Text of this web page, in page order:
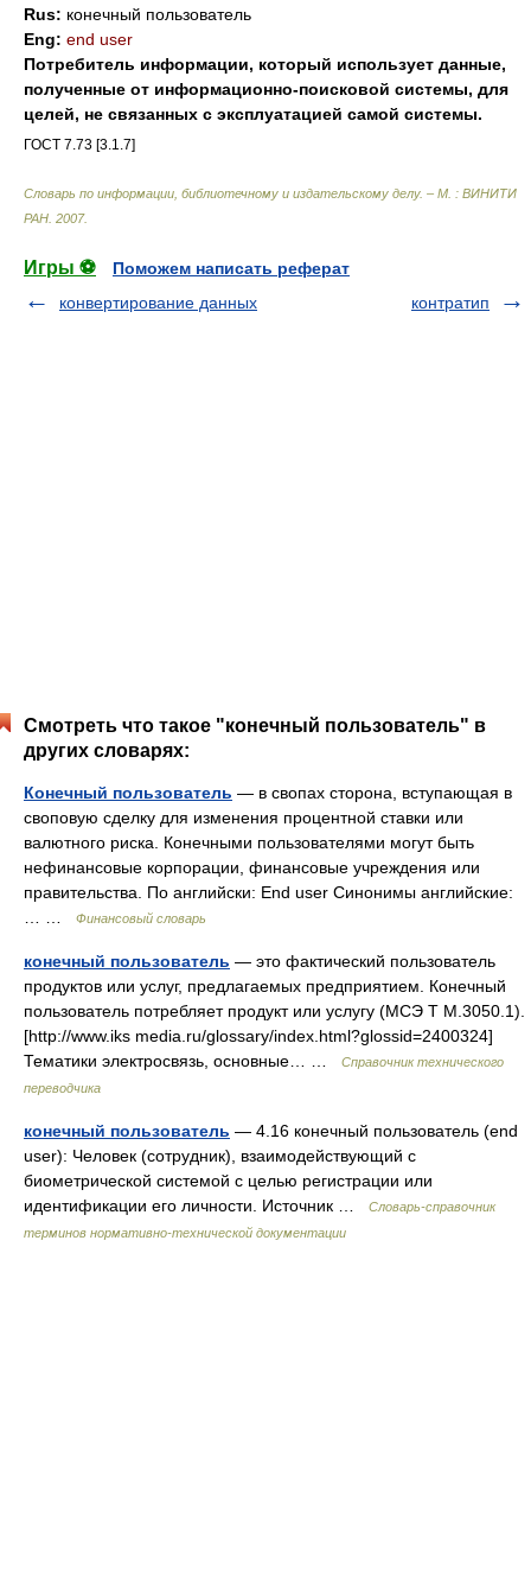
Rus: конечный пользователь
Eng: end user
Потребитель информации, который использует данные,
полученные от информационно-поисковой системы, для
целей, не связанных с эксплуатацией самой системы.
ГОСТ 7.73 [3.1.7]
Словарь по информации, библиотечному и издательскому делу. – М. : ВИНИТИ
РАН 2007.
Игры ⚽
Поможем написать реферат
конвертирование данных
контратип
Смотреть что такое "конечный пользователь" в
других словарях:
Конечный пользователь — в свопах сторона, вступающая в
своповую сделку для изменения процентной ставки или
валютного риска. Конечными пользователями могут быть
нефинансовые корпорации, финансовые учреждения или
правительства. По английски: End user Синонимы английские:
Финансовый словарь
конечный пользователь — это фактический пользователь
продуктов или услуг, предлагаемых предприятием. Конечный
пользователь потребляет продукт или услугу (МСЭ T M.3050.1).
[http://www.iks media.ru/glossary/index.html?glossid=2400324]
Тематики электросвязь, основные… …
Справочник технического
переводчика
конечный пользователь — 4.16 конечный пользователь (end
user): Человек (сотрудник), взаимодействующий с
биометрической системой с целью регистрации или
идентификации его личности. Источник …
Словарь-справочник
терминов нормативно-технической документации